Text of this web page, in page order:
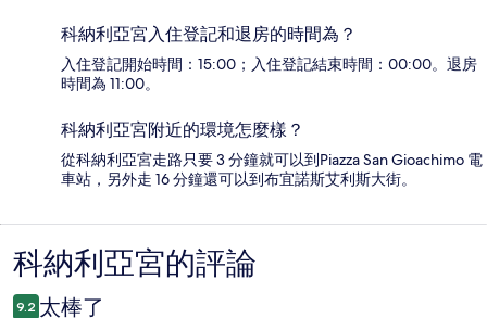
科納利亞宮入住登記和退房的時間為？
入住登記開始時間：15:00；入住登記結束時間：00:00。退房
時間為 11:00。
科納利亞宮附近的環境怎麼樣？
從科納利亞宮走路只要 3 分鐘就可以到Piazza San Gioachimo 電
車站，另外走 16 分鐘還可以到布宜諾斯艾利斯大街。
評
論
科納利亞宮的評論
9.2 太棒了